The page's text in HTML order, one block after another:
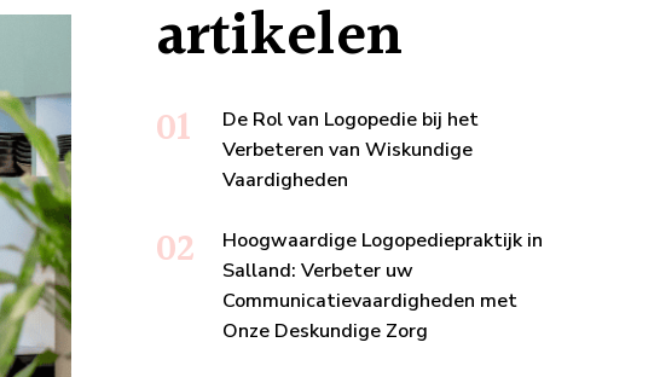
artikelen
De Rol van Logopedie bij het
Verbeteren van Wiskundige
Vaardigheden
Hoogwaardige Logopediepraktijk in
Salland: Verbeter uw
Communicatievaardigheden met
Onze Deskundige Zorg